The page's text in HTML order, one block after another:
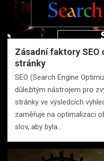
Zásadní faktory
stránky
SEO (Search Engine
důležitým nástrojem pro
stránky ve výsledcích
zaměřuje na optimalizaci
slov, aby byla…